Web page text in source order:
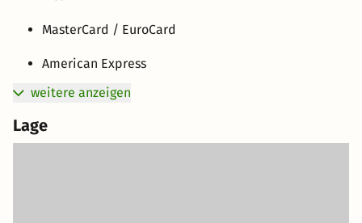
MasterCard / EuroCard
American Express
weitere anzeigen
Lage